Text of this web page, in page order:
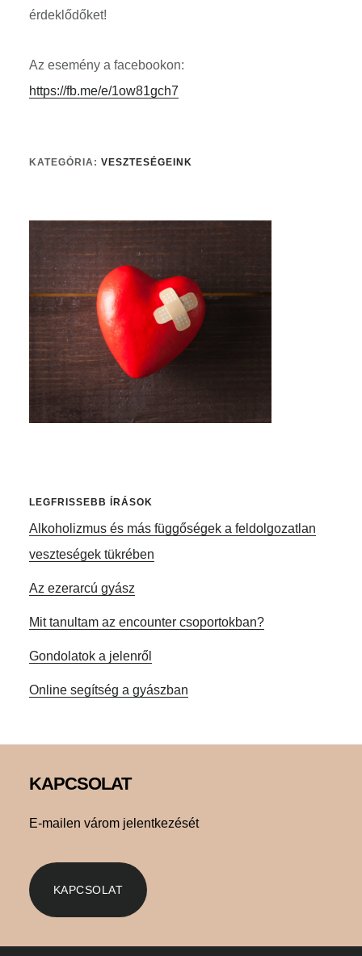
érdeklődőket!
Az esemény a facebookon:
https://fb.me/e/1ow81gch7
KATEGÓRIA: VESZTESÉGEINK
Elsődleges
oldalsáv
LEGFRISSEBB ÍRÁSOK
Alkoholizmus és más függőségek a feldolgozatlan
veszteségek tükrében
Az ezerarcú gyász
Mit tanultam az encounter csoportokban?
Gondolatok a jelenről
Online segítség a gyászban
KAPCSOLAT
E-mailen várom jelentkezését
KAPCSOLAT